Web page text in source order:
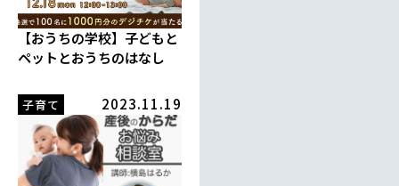
【おうちの学校】子どもと
ペットとおうちのはなし
子育て 2023.11.19